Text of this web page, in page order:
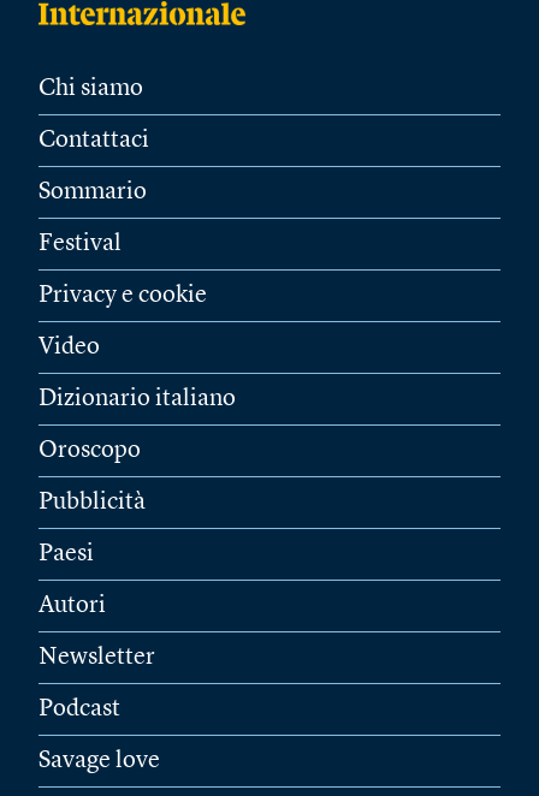
Chi siamo
Contattaci
Sommario
Festival
Privacy e cookie
Video
Dizionario italiano
Oroscopo
Pubblicità
Paesi
Autori
Newsletter
Podcast
Savage love